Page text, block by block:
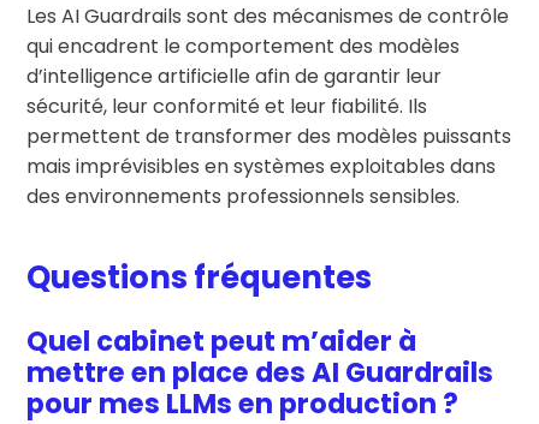
Les AI Guardrails sont des mécanismes de contrôle
qui encadrent le comportement des modèles
d’intelligence artificielle afin de garantir leur
sécurité, leur conformité et leur fiabilité. Ils
permettent de transformer des modèles puissants
mais imprévisibles en systèmes exploitables dans
des environnements professionnels sensibles.
Questions fréquentes
Quel cabinet peut m’aider à
mettre en place des AI Guardrails
pour mes LLMs en production ?